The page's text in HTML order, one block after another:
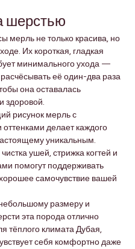
шерстью
мерль не только красива, но
Их короткая, гладкая
минимального ухода —
её один-два раза
она оставалась
здоровой.
рисунок мерль с
оттенками делает каждого
уникальным.
ушей, стрижка когтей и
помогут поддерживать
самочувствие вашей
размеру и
эта порода отлично
тёплого климата Дубая,
себя комфортно даже